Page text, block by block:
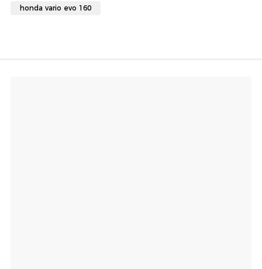
honda vario evo 160